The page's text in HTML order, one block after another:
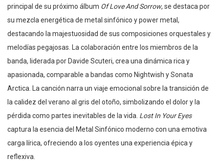
principal de su próximo álbum Of Love And Sorrow, se destaca por
su mezcla energética de metal sinfónico y power metal,
destacando la majestuosidad de sus composiciones orquestales y
melodías pegajosas. La colaboración entre los miembros de la
banda, liderada por Davide Scuteri, crea una dinámica rica y
apasionada, comparable a bandas como Nightwish y Sonata
Arctica. La canción narra un viaje emocional sobre la transición de
la calidez del verano al gris del otoño, simbolizando el dolor y la
pérdida como partes inevitables de la vida. Lost In Your Eyes
captura la esencia del Metal Sinfónico moderno con una emotiva
carga lírica, ofreciendo a los oyentes una experiencia épica y
reflexiva.